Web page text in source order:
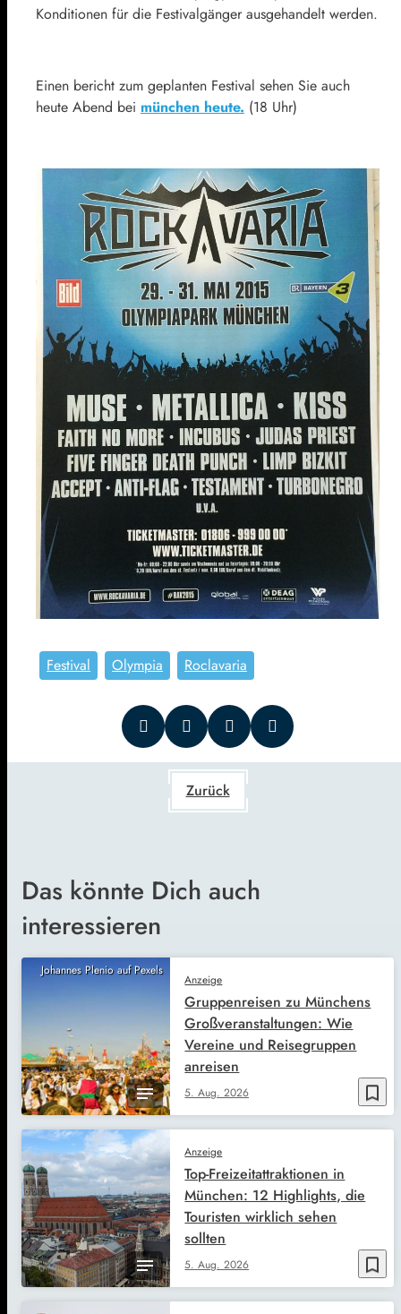
Konditionen für die Festivalgänger ausgehandelt werden.
Einen bericht zum geplanten Festival sehen Sie auch
heute Abend bei münchen heute. (18 Uhr)
Festival Olympia Roclavaria
Zurück
Das könnte Dich auch
interessieren
Johannes Plenio auf Pexels
bookmark_border
Anzeige
5. Aug. 2026
Gruppenreisen zu Münchens
Großveranstaltungen: Wie
Vereine und Reisegruppen
anreisen
bookmark_border
Anzeige
5. Aug. 2026
Top-Freizeitattraktionen in
München: 12 Highlights, die
Touristen wirklich sehen
sollten